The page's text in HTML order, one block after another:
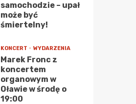
samochodzie – upał
może być
śmiertelny!
KONCERT WYDARZENIA
Marek Fronc z
koncertem
organowym w
Oławie w środę o
19:00